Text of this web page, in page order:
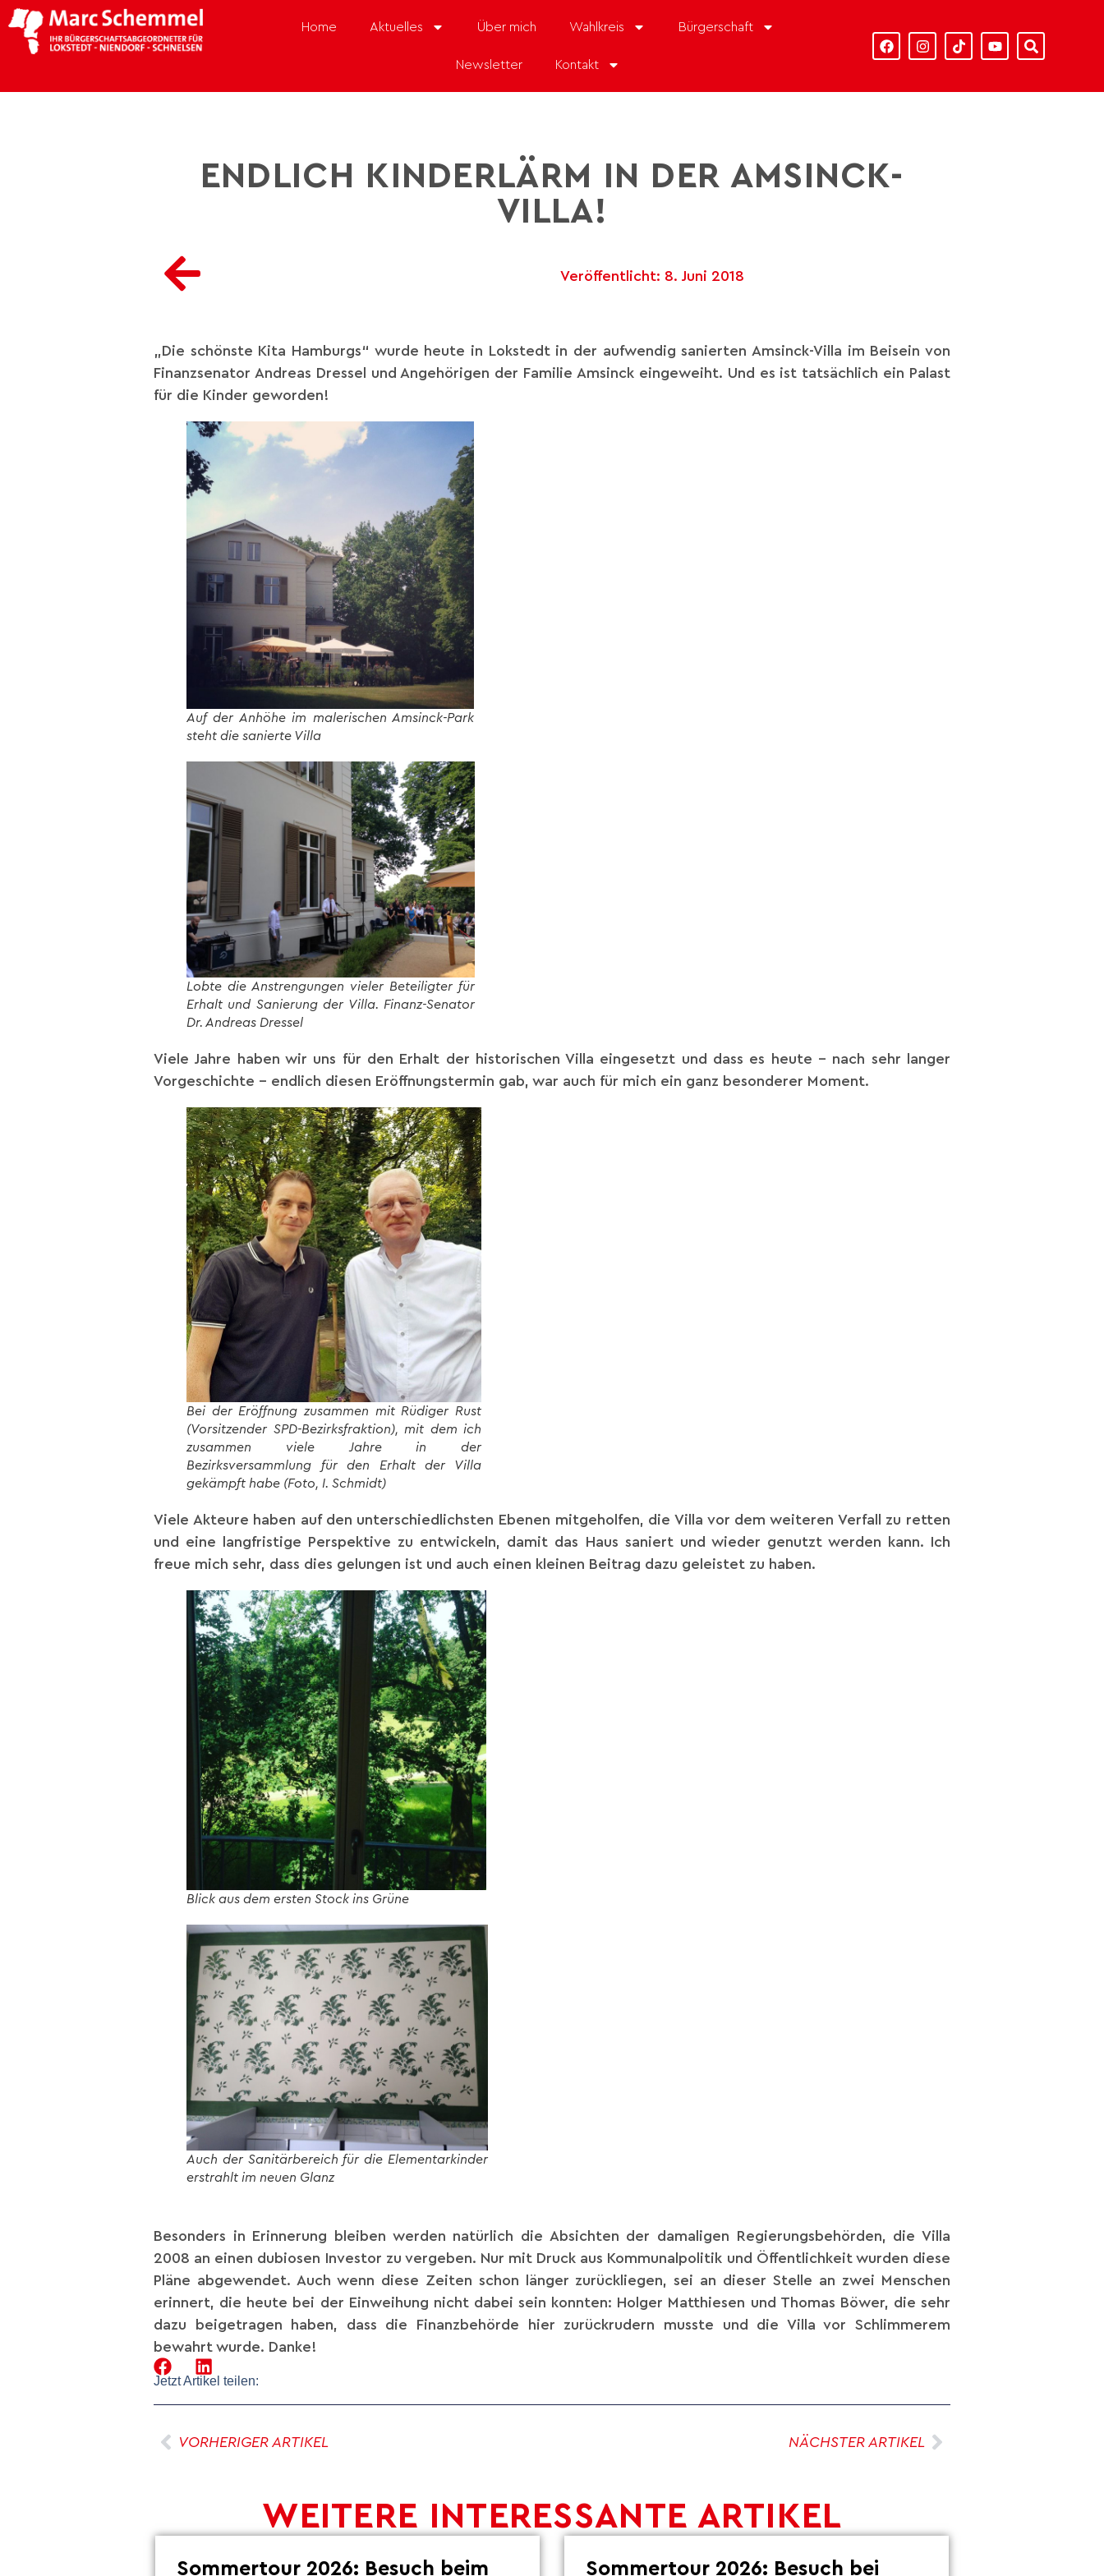
Home Aktuelles Über mich Wahlkreis Bürgerschaft
Newsletter Kontakt
ENDLICH KINDERLÄRM IN DER AMSINCK-
VILLA!
Veröffentlicht: 8. Juni 2018
„Die schönste Kita Hamburgs“ wurde heute in Lokstedt in der aufwendig sanierten Amsinck-Villa im Beisein von
Finanzsenator Andreas Dressel und Angehörigen der Familie Amsinck eingeweiht. Und es ist tatsächlich ein Palast
für die Kinder geworden!
Auf der Anhöhe im malerischen Amsinck-Park
steht die sanierte Villa
Lobte die Anstrengungen vieler Beteiligter für
Erhalt und Sanierung der Villa. Finanz-Senator
Dr. Andreas Dressel
Viele Jahre haben wir uns für den Erhalt der historischen Villa eingesetzt und dass es heute – nach sehr langer
Vorgeschichte – endlich diesen Eröffnungstermin gab, war auch für mich ein ganz besonderer Moment.
Bei der Eröffnung zusammen mit Rüdiger Rust
(Vorsitzender SPD-Bezirksfraktion), mit dem ich
zusammen viele Jahre in der
Bezirksversammlung für den Erhalt der Villa
gekämpft habe (Foto, I. Schmidt)
Viele Akteure haben auf den unterschiedlichsten Ebenen mitgeho lfen, die Villa vor dem weiteren Verfall zu retten
und eine langfristige Perspektive zu entwickeln, damit das Haus saniert und wieder genutzt werden kann. Ich
freue mich sehr, dass dies gelungen ist und auch einen kleinen Beitrag dazu geleistet zu haben.
Blick aus dem ersten Stock ins Grüne
Auch der Sanitärbereich für die Elementarkinder
erstrahlt im neuen Glanz
Besonders in Erinnerung bleiben werden natürlich die Absichten der damaligen Regierungsbehörden, die Villa
2008 an einen dubiosen Investor zu vergeben. Nur mit Druck aus Kommunalpolitik und Öffentlichkeit wurden diese
Pläne abgewendet. Auch wenn diese Zeiten schon länger zurückliegen, sei an dieser Stelle an zwei Menschen
erinnert, die heute bei der Einweihung nicht dabei sein konnten: Holger Matthiesen und Thomas Böwer, die sehr
dazu beigetragen haben, dass die Finanzbehörde hier zurückrudern musste und die Villa vor Schlimmerem
bewahrt wurde. Danke!
Jetzt Artikel teilen:
VORHERIGER ARTIKEL NÄCHSTER ARTIKEL
WEITERE INTERESSANTE ARTIKEL
Sommertour 2026: Besuch beim Sommertour 2026: Besuch bei